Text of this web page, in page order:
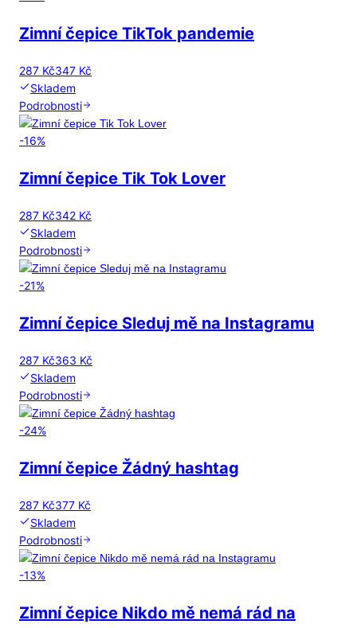
Zimní čepice TikTok pandemie
287 Kč347 Kč
Skladem
Podrobnosti
-16%
Zimní čepice Tik Tok Lover
287 Kč342 Kč
Skladem
Podrobnosti
-21%
Zimní čepice Sleduj mě na Instagramu
287 Kč363 Kč
Skladem
Podrobnosti
-24%
Zimní čepice Žádný hashtag
287 Kč377 Kč
Skladem
Podrobnosti
-13%
Zimní čepice Nikdo mě nemá rád na